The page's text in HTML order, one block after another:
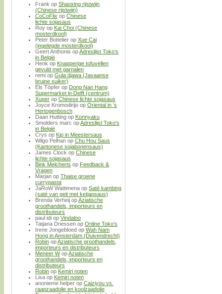
Frank op Shaoxing rijstwijn
(Chinese rijstwijn)
CoCoFlix op Chinese
lichte sojasaus
Roy op Kai Choi (Chinese
mosterdkool)
Peter Bottelier op Xue Cai
(ingelegde mosterdkool)
Geert Anthonis opAdreslijst Toko’s
in België
Henk op Knapperige tofuvellen
gevuld met garnalen
remi op Gula djawa (Javaanse
bruine suiker)
Els Töpfer op Dong Nan Hang
Supermarket in Delft (centrum)
Xuper op Chinese lichte sojasaus
Joyce Kromodirijo op Oriental in ’s
Hertogenbosch
Daan Hutting op Konnyaku
Smolders marc opAdreslijst Toko’s
in België
Crys op Kip in Meestersaus
Wilgo Pelhan op Chu Hou Saus
(Kantonese sojabonensaus)
James Clock op Chinese
lichte sojasaus
Bink Melcherts op Feedback &
Vragen
Marjan op Thaise groene
currypasta
JaRoW Wattimena op Saté kambing
(saté van geit met ketjapsaus)
Brenda Verheij opAziatische
groothandels, importeurs en
distributeurs
paul idi op Vindaloo
Tatjana Driessen op Online Toko’s
Irene Jongebloed op Wah Nam
Hong in Amsterdam (Duivendrecht)
Robin opAziatische groothandels,
importeurs en distributeurs
Meneer WopAziatische
groothandels, importeurs en
distributeurs
Robin op Kemiri noten
Lisa op Kemiri noten
anonieme helper op Caiziyou vs.
raapzaadolie en koolzaadolie